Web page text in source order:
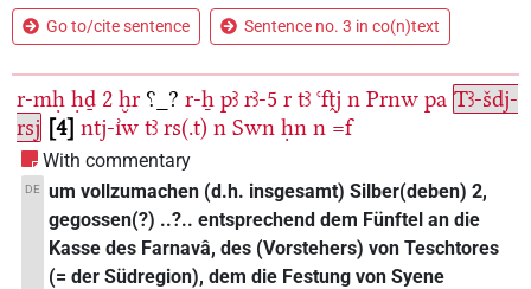
Go to/cite sentence Sentence no. 3 in co(n)text
r-mḥ ḥḏ 2 ḫr ⸮_? r-ẖ pꜣ rꜣ-5 r tꜣ ꜥfṱj n Prnw pa Tꜣ-šdj-
rsj
4 ntj-ı͗w tꜣ rs(.t) n Swn ḥn n =f
With commentary
DE
um vollzumachen (d.h. insgesamt) Silber(deben) 2,
gegossen(?) ..?.. entsprechend dem Fünftel an die
Kasse des Farnavâ, des (Vorstehers) von Teschtores
(= der Südregion), dem die Festung von Syene